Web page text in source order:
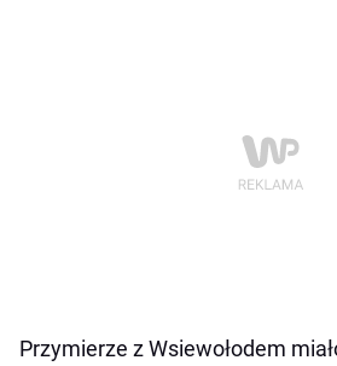
Przymierze z Wsiewołodem